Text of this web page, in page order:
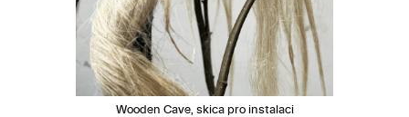
Wooden Cave, skica pro instalaci